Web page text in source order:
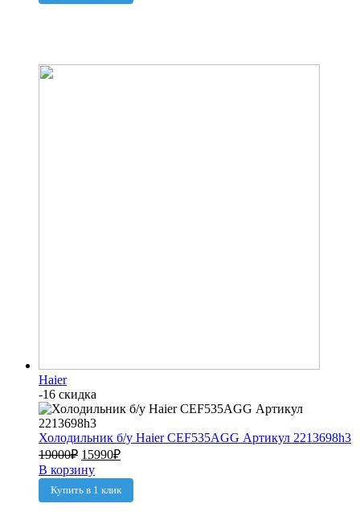
Haier
-16 скидка
Холодильник б/у Haier CEF535AGG Артикул 2213698h3
19000₽ 15990₽
В корзину
Купить в 1 клик